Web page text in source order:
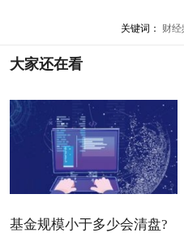
关键词： 财经
大家还在看
基金规模小于多少会清盘?